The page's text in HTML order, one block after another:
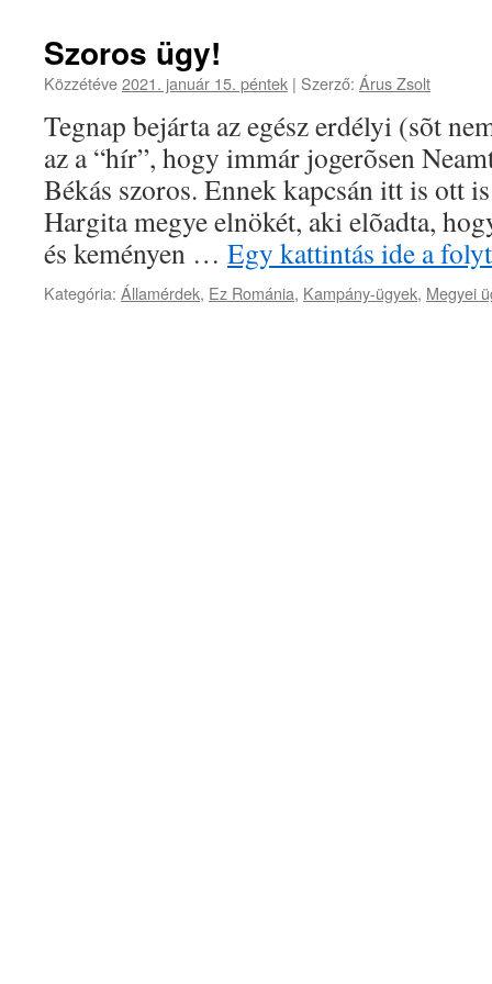
Szoros ügy!
Közzétéve2021. január 15. péntek | Szerző: Árus Zsolt
Tegnap bejárta az egész erdélyi (sõt
az a “hír”, hogy immár jogerõsen
Békás szoros. Ennek kapcsán itt is ott
Hargita megye elnökét, aki elõadta,
és keményen … Egy kattintás ide a
Kategória: Államérdek, Ez Románia, Kampány-ügyek, Megyei